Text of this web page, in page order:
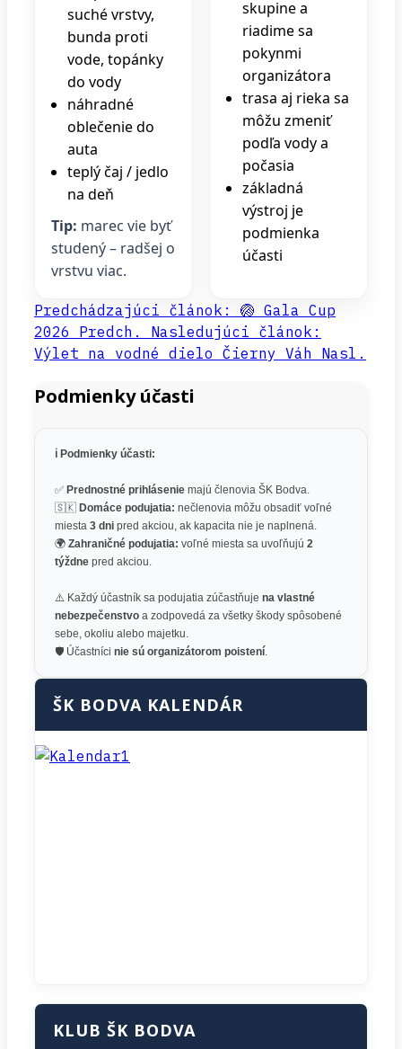
suché vrstvy,
bunda proti
vode, topánky
do vody
náhradné
oblečenie do
auta
teplý čaj / jedlo
na deň
Tip: marec vie byť
studený – radšej o
vrstvu viac.
skupine a
riadime sa
pokynmi
organizátora
trasa aj rieka sa
môžu zmeniť
podľa vody a
počasia
základná
výstroj je
podmienka
účasti
Predchádzajúci článok: 🏐 Gala Cup
2026 Predch.
Nasledujúci článok:
Výlet na vodné dielo Čierny Váh Nasl.
Podmienky účasti
ℹ️ Podmienky účasti:
✅ Prednostné prihlásenie majú členovia ŠK Bodva.
🇸🇰 Domáce podujatia: nečlenovia môžu obsadiť voľné
miesta 3 dni pred akciou, ak kapacita nie je naplnená.
🌍 Zahraničné podujatia: voľné miesta sa uvoľňujú 2
týždne pred akciou.
⚠️ Každý účastník sa podujatia zúčastňuje na vlastné
nebezpečenstvo a zodpovedá za všetky škody spôsobené
sebe, okoliu alebo majetku.
🛡️ Účastníci nie sú organizátorom poistení.
ŠK BODVA KALENDÁR
KLUB ŠK BODVA